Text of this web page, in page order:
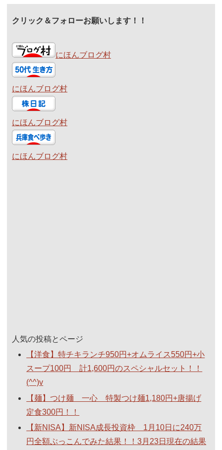
クリック＆フォローお願いします！！
にほんブログ村
にほんブログ村
にほんブログ村
にほんブログ村
人気の投稿とページ
【洋食】特チキランチ950円+オムライス550円+小
スープ100円 計1,600円のスペシャルセット！！
(^^)v
【麺】つけ麺 一心 特製つけ麺1,180円+唐揚げ
定食300円！！
【新NISA】新NISA成長投資枠 1月10日に240万
円全額ぶっこんでみた結果！！3月23日現在の結果